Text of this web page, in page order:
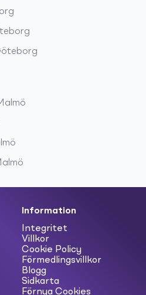
Information
Integritet
Villkor
Cookie Policy
Förmedlingsvillkor
Blogg
Sidkarta
Förnya Cookies